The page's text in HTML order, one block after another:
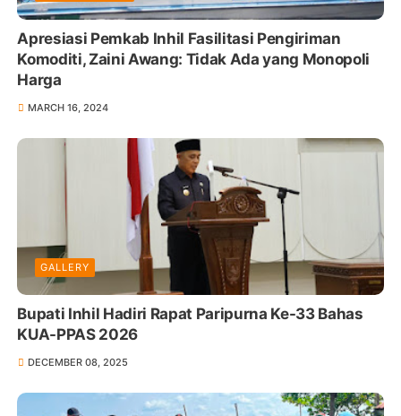
Apresiasi Pemkab Inhil Fasilitasi Pengiriman
Komoditi, Zaini Awang: Tidak Ada yang Monopoli
Harga
MARCH 16, 2024
GALLERY
Bupati Inhil Hadiri Rapat Paripurna Ke-33 Bahas
KUA-PPAS 2026
DECEMBER 08, 2025